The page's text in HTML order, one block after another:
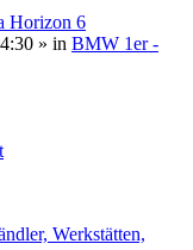
Horizon 6
» in BMW 1er -
Werkstätten,